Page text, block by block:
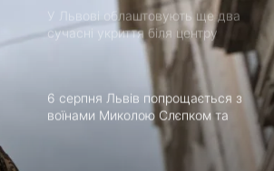
У Львові облаштовують ще два
сучасні укриття біля центру
«Незламні матусі» та на вулиці
6 серпня Львів попрощається з
воїнами Миколою Слєпком та
Дмитром Березком